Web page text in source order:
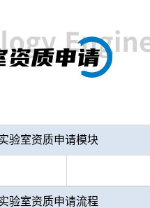
验室资质申请模块
验室资质申请流程